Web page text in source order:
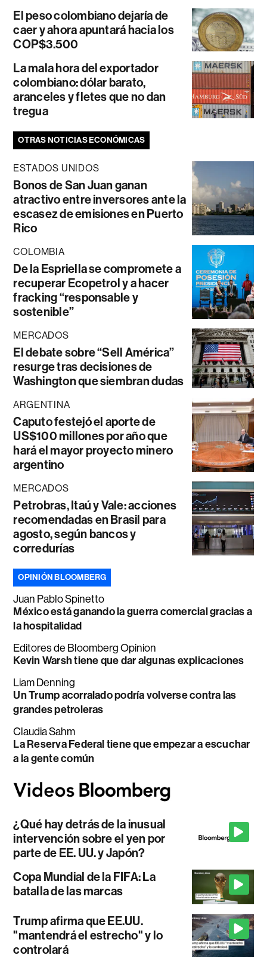
El peso colombiano dejaría de
caer y ahora apuntará hacia los
COP$3.500
La mala hora del exportador
colombiano: dólar barato,
aranceles y fletes que no dan
tregua
OTRAS NOTICIAS ECONÓMICAS
ESTADOS UNIDOS
Bonos de San Juan ganan
atractivo entre inversores ante la
escasez de emisiones en Puerto
Rico
COLOMBIA
De la Espriella se compromete a
recuperar Ecopetrol y a hacer
fracking “responsable y
sostenible”
MERCADOS
El debate sobre “Sell América”
resurge tras decisiones de
Washington que siembran dudas
ARGENTINA
Caputo festejó el aporte de
US$100 millones por año que
hará el mayor proyecto minero
argentino
MERCADOS
Petrobras, Itaú y Vale: acciones
recomendadas en Brasil para
agosto, según bancos y
corredurías
OPINIÓN BLOOMBERG
Juan Pablo Spinetto
México está ganando la guerra comercial gracias a
la hospitalidad
Editores de Bloomberg Opinion
Kevin Warsh tiene que dar algunas explicaciones
Liam Denning
Un Trump acorralado podría volverse contra las
grandes petroleras
Claudia Sahm
La Reserva Federal tiene que empezar a escuchar
a la gente común
¿Qué hay detrás de la inusual
intervención sobre el yen por
parte de EE. UU. y Japón?
Copa Mundial de la FIFA: La
batalla de las marcas
Trump afirma que EE.UU.
"mantendrá el estrecho" y lo
controlará